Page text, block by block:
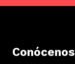
Conócenos